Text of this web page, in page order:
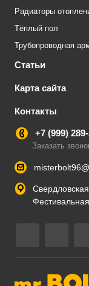
Радиаторы
Тёплый пол
Трубопроводная
Статьи
Карта сайта
Контакты
+7 (999)
Заказать